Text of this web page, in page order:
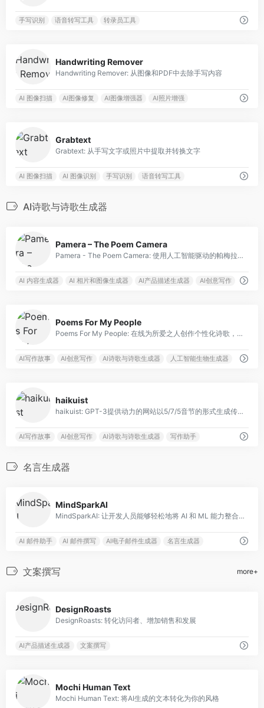
手写识别 语音转写工具 转录员工具
Handwriting Remover
Handwriting Remover: 从图像和PDF中去除手写内容
AI 图像扫描 AI图像修复 AI图像增强器 AI照片增强
Grabtext
Grabtext: 从手写文字或照片中提取并转换文字
AI 图像扫描 AI 图像识别 手写识别 语音转写工具
AI诗歌与诗歌生成器
Pamera – The Poem Camera
Pamera - The Poem Camera: 使用人工智能驱动的帕梅拉将图片转化成诗歌。
AI 内容生成器 AI 相片和图像生成器 AI产品描述生成器 AI创意写作
Poems For My People
Poems For My People: 在线为所爱之人创作个性化诗歌，通过诗歌表达情感。
AI写作故事 AI创意写作 AI诗歌与诗歌生成器 人工智能生物生成器
haikuist
haikuist: GPT-3提供动力的网站以5/7/5音节的形式生成传统俳句诗歌。
AI写作故事 AI创意写作 AI诗歌与诗歌生成器 写作助手
名言生成器
MindSparkAI
MindSparkAI: 让开发人员能够轻松地将 AI 和 ML 能力整合到移动应用开发中。
AI 邮件助手 AI 邮件撰写 AI电子邮件生成器 名言生成器
文案撰写 more+
DesignRoasts
DesignRoasts: 转化访问者、增加销售和发展
AI产品描述生成器 文案撰写
Mochi Human Text
Mochi Human Text: 将AI生成的文本转化为你的风格